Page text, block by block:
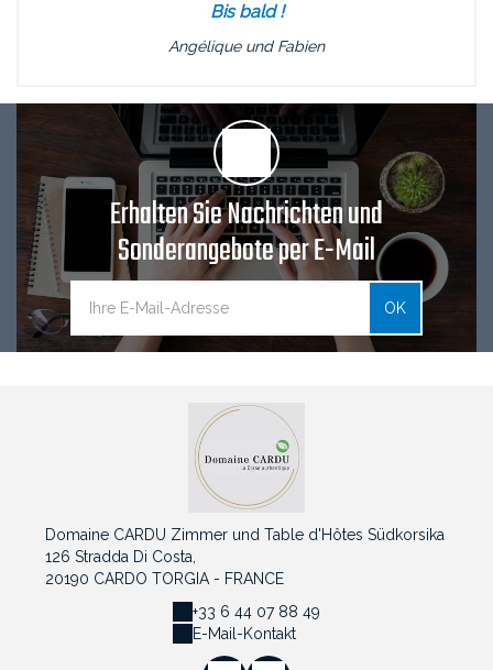
Bis bald !
Angélique und Fabien
Erhalten Sie Nachrichten und
Sonderangebote per E-Mail
OK
Domaine CARDU Zimmer und Table d'Hôtes Südkorsika
126 Stradda Di Costa,
20190 CARDO TORGIA - FRANCE
+33 6 44 07 88 49
E-Mail-Kontakt